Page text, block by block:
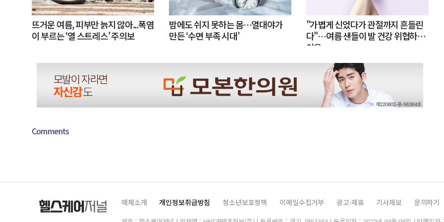
뜨거운 여름, 피부만 늙지 않아...폭염
이 부르는 ‘열 스트레스’ 주의보
밤에도 쉬지 못하는 몸…열대야가
만든 ‘수면 부족 시대’
"가볍게 신었다가 관절까지 흔들린
다"…여름 샌들이 발 건강 위협하는
이유
Comments
매체소개 개인정보취급방침 청소년보호정책 이메일수집거부 광고·제휴 기사제보 문의하기